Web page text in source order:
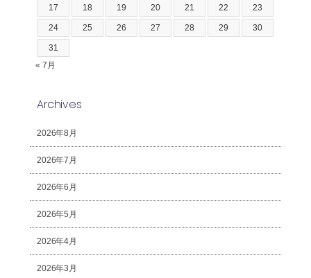
17 18 19 20 21 22 23
24 25 26 27 28 29 30
31
« 7月
Archives
2026年8月
2026年7月
2026年6月
2026年5月
2026年4月
2026年3月